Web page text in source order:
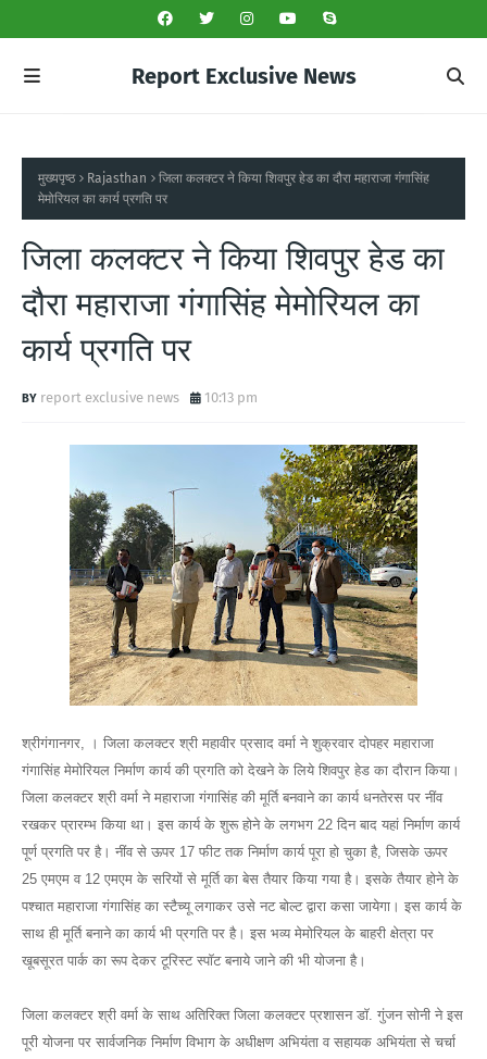
Report Exclusive News
मुख्यपृष्ठ Rajasthan
जिला कलक्टर ने किया शिवपुर हेड का दौरा महाराजा गंगासिंह
मेमोरियल का कार्य प्रगति पर
जिला कलक्टर ने किया शिवपुर हेड का
दौरा महाराजा गंगासिंह मेमोरियल का
कार्य प्रगति पर
report exclusive news 10:13 pm
श्रीगंगानगर, । जिला कलक्टर श्री महावीर प्रसाद वर्मा ने शुक्रवार दोपहर महाराजा
गंगासिंह मेमोरियल निर्माण कार्य की प्रगति को देखने के लिये शिवपुर हेड का दौरान किया।
जिला कलक्टर श्री वर्मा ने महाराजा गंगासिंह की मूर्ति बनवाने का कार्य धनतेरस पर नींव
रखकर प्रारम्भ किया था। इस कार्य के शुरू होने के लगभग 22 दिन बाद यहां निर्माण कार्य
पूर्ण प्रगति पर है। नींव से ऊपर 17 फीट तक निर्माण कार्य पूरा हो चुका है, जिसके ऊपर
25 एमएम व 12 एमएम के सरियों से मूर्ति का बेस तैयार किया गया है। इसके तैयार होने के
पश्चात महाराजा गंगासिंह का स्टैच्यू लगाकर उसे नट बोल्ट द्वारा कसा जायेगा। इस कार्य के
साथ ही मूर्ति बनाने का कार्य भी प्रगति पर है। इस भव्य मेमोरियल के बाहरी क्षेत्रा पर
खूबसूरत पार्क का रूप देकर टूरिस्ट स्पाॅट बनाये जाने की भी योजना है।
जिला कलक्टर श्री वर्मा के साथ अतिरिक्त जिला कलक्टर प्रशासन डाॅ. गुंजन सोनी ने इस
पूरी योजना पर सार्वजनिक निर्माण विभाग के अधीक्षण अभियंता व सहायक अभियंता से चर्चा